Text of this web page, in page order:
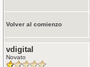
Volver al comienzo
vdigital
Novato